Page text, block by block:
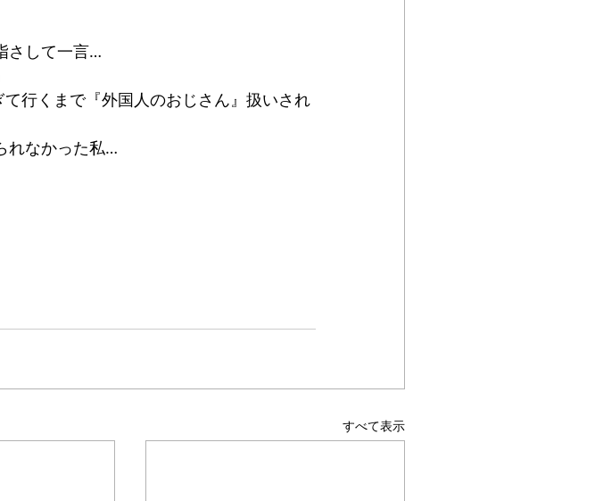
さして一言…
行くまで『外国人のおじさん』扱いされ
れなかった私…
すべて表示